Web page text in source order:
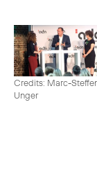
Credits: Marc-
Unger